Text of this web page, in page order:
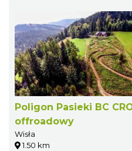
Poligon Pasieki BC
offroadowy
Wisła
1.50 km